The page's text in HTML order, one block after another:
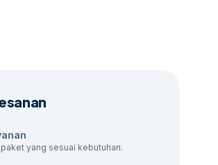
yang sesuai kebutuhan.